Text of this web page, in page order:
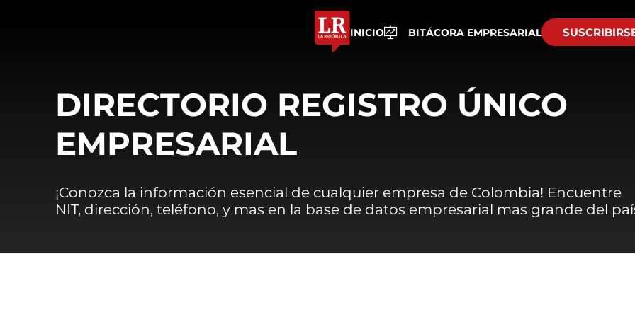
INICIO BITÁCORA EMPRESARIAL
DIRECTORIO REGISTRO ÚNICO
EMPRESARIAL
¡Conozca la información esencial de cualquier empresa de Colombia! Encuentre
NIT, dirección, teléfono, y mas en la base de datos empresarial mas grande del